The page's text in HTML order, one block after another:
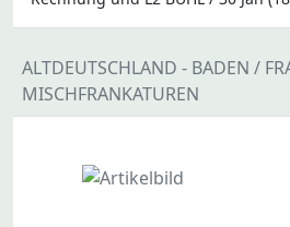
ALTDEUTSCHLAND - BADEN /
MISCHFRANKATUREN